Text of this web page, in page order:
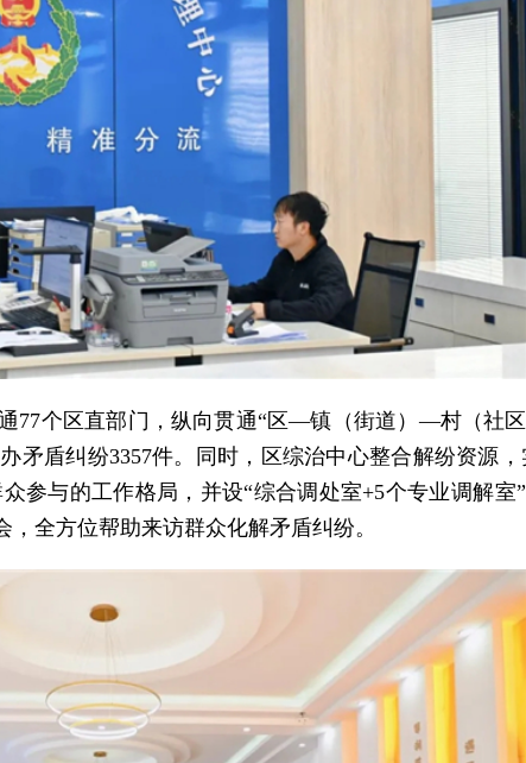
77个区直部门，纵向贯通“区—镇（街道）—村（社
盾纠纷3357件。同时，区综治中心整合解纷资源，
参与的工作格局，并设“综合调处室+5个专业调解室
全方位帮助来访群众化解矛盾纠纷。